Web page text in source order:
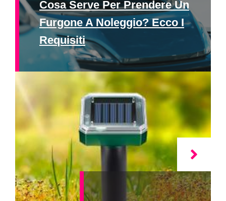
Cosa Serve Per Prendere Un
Furgone A Noleggio? Ecco I
Requisiti